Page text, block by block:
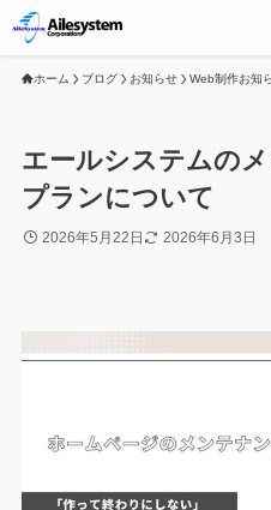
ホーム ブログ お知らせ Web制作お知
エールシステムの
プランについて
2026年5月22日 2026年6月3日